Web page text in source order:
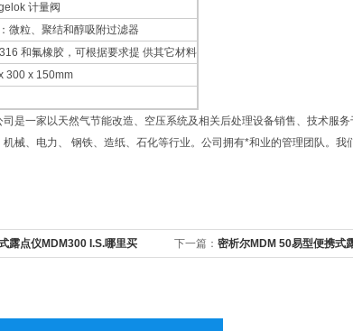
计量阀
微粒、聚结和醇吸附过滤器
和氟橡胶，可根据要求提 供其它材料
300 x 150mm
是一家以天然气节能改造、空压系统及相关后处理设备销售、技术服
械、电力、 钢铁、造纸、石化等行业。公司拥有*和业的管理团队。我
露点仪MDM300 I.S.哪里买 下一篇： 密析尔MDM 50易型便携式